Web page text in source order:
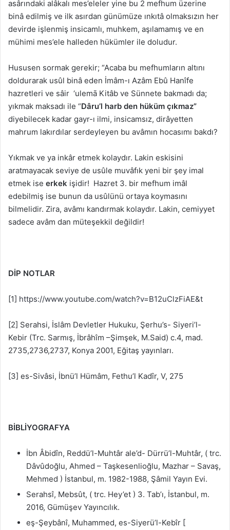
asârındaki alâkalı mes’eleler yine bu 2 mefhum üzerine
binâ edilmiş ve ilk asırdan günümüze ınkıtâ olmaksızın her
devirde işlenmiş insicamlı, muhkem, aşılamamış ve en
mühimi mes’ele halleden hükümler ile doludur.
Hususen sormak gerekir; “Acaba bu mefhumların altını
doldurarak usûl binâ eden İmâm-ı Azâm Ebû Hanîfe
hazretleri ve sâir ‘ulemā Kitâb ve Sünnete bakmadı da;
yıkmak maksadı ile “Dâru’l harb den hüküm çıkmaz”
diyebilecek kadar gayr-ı ilmi, insicamsız, dirâyetten
mahrum lakırdılar serdeyleyen bu avâmın hocasımı bakdı?
Yıkmak ve ya inkâr etmek kolaydır. Lakin eskisini
aratmayacak seviye de usûle muvâfık yeni bir şey imal
etmek ise erkek işidir! Hazret 3. bir mefhum imâl
edebilmiş ise bunun da usûlünü ortaya koymasını
bilmelidir. Zira, avâmı kandırmak kolaydır. Lakin, cemiyyet
sadece avâm dan müteşekkil değildir!
DİP NOTLAR
[1] https://www.youtube.com/watch?v=B12uClzFiAE&t
[2] Serahsi, İslâm Devletler Hukuku, Şerhu’s- Siyeri’l-
Kebir (Trc. Sarmış, İbrâhîm –Şimşek, M.Said) c.4, mad.
2735,2736,2737, Konya 2001, Eğitaş yayınları.
[3] es-Sivâsi, İbnü’l Hümâm, Fethu’l Kadîr, V, 275
BİBLİYOGRAFYA
İbn Âbidîn, Reddü’l-Muhtâr ale’d- Dürrü’l-Muhtâr, ( trc.
Dâvûdoğlu, Ahmed – Taşkesenlioğlu, Mazhar – Savaş,
Mehmed ) İstanbul, m. 1982-1988, Şâmil Yayın Evi.
Serahsî, Mebsût, ( trc. Hey’et ) 3. Tab’ı, İstanbul, m.
2016, Gümüşev Yayıncılık.
eş-Şeybânî, Muhammed, es-Siyerü’l-Kebîr [